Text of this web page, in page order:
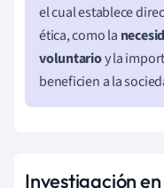
el cual establece
ética, como la
voluntarioy la
beneficien a la
Investigación